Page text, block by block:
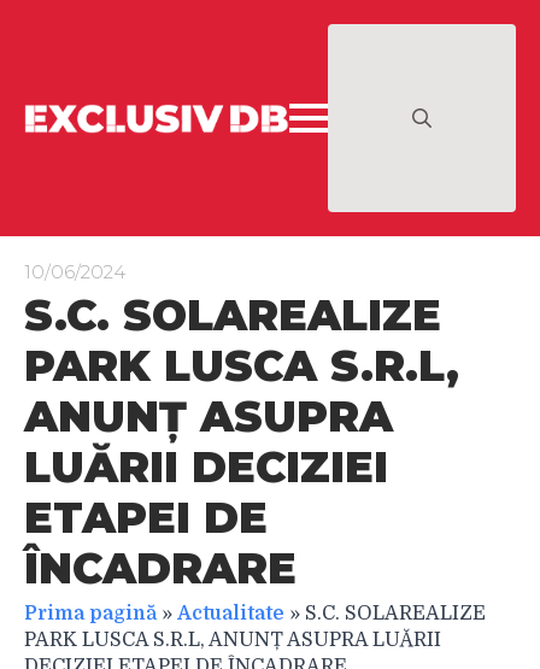
10/06/2024
S.C. SOLAREALIZE
PARK LUSCA S.R.L,
ANUNȚ ASUPRA
LUĂRII DECIZIEI
ETAPEI DE
ÎNCADRARE
Prima pagină » Actualitate » S.C. SOLAREALIZE
PARK LUSCA S.R.L, ANUNȚ ASUPRA LUĂRII